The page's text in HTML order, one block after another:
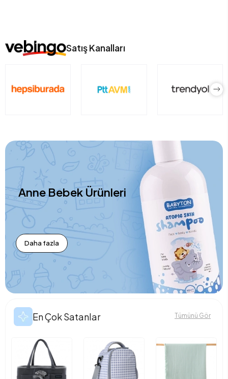
Satış Kanalları
Anne Bebek Ürünleri
Daha fazla
En Çok Satanlar Tümünü Gör